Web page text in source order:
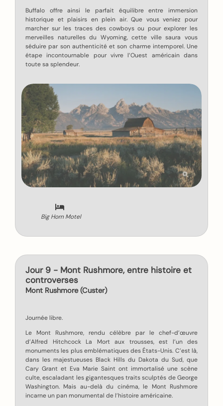
Buffalo offre ainsi le parfait équilibre entre immersion
historique et plaisirs en plein air. Que vous veniez pour
marcher sur les traces des cowboys ou pour explorer les
merveilles naturelles du Wyoming, cette ville saura vous
séduire par son authenticité et son charme intemporel. Une
étape incontournable pour vivre l’Ouest américain dans
toute sa splendeur.
Big Horn Motel
Jour 9 - Mont Rushmore, entre histoire et
controverses
Mont Rushmore (Custer)
Journée libre.
Le Mont Rushmore, rendu célèbre par le chef-d’œuvre
d’Alfred Hitchcock La Mort aux trousses, est l’un des
monuments les plus emblématiques des États-Unis. C’est là,
dans les majestueuses Black Hills du Dakota du Sud, que
Cary Grant et Eva Marie Saint ont immortalisé une scène
culte, escaladant les gigantesques traits sculptés de George
Washington. Mais au-delà du cinéma, le Mont Rushmore
incarne un pan monumental de l’histoire américaine.